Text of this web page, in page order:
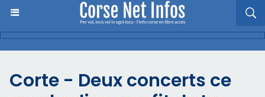
Corte - Deux concerts ce